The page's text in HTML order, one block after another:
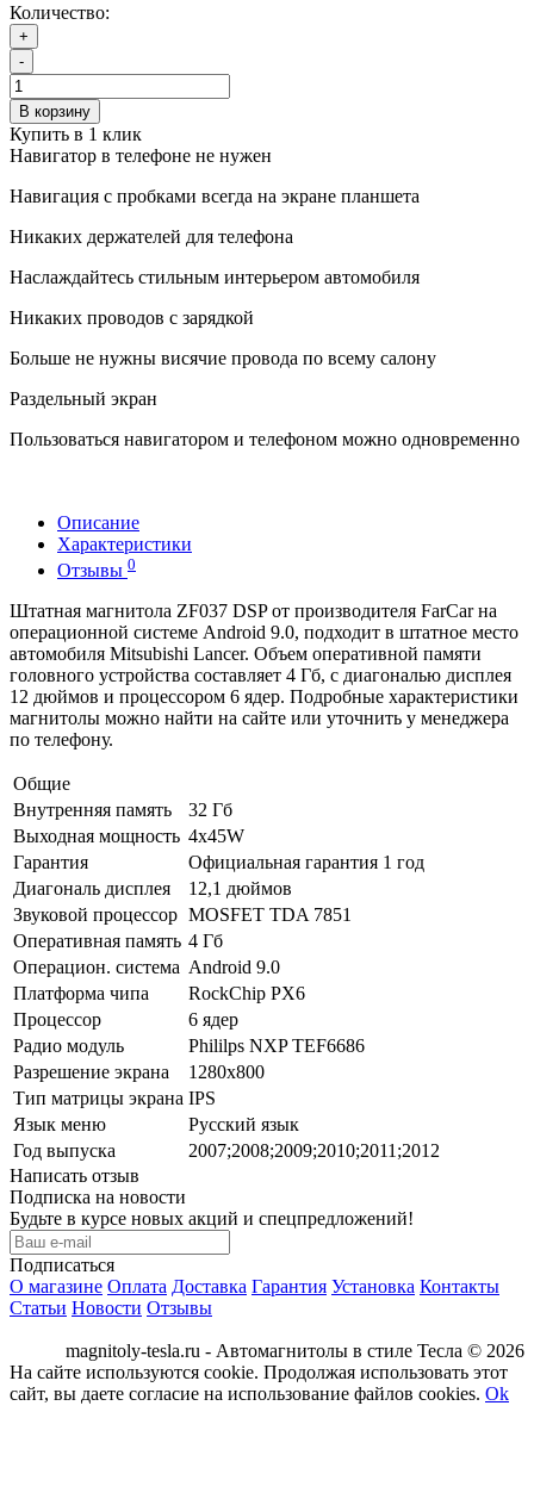
Количество:
+
-
В корзину
Купить в 1 клик
Навигатор в телефоне не нужен
Навигация с пробками всегда на экране планшета
Никаких держателей для телефона
Наслаждайтесь стильным интерьером автомобиля
Никаких проводов с зарядкой
Больше не нужны висячие провода по всему салону
Раздельный экран
Пользоваться навигатором и телефоном можно одновременно
Описание
Характеристики
Отзывы 0
Штатная магнитола ZF037 DSP от производителя FarCar на
операционной системе Android 9.0, подходит в штатное место
автомобиля Mitsubishi Lancer. Объем оперативной памяти
головного устройства составляет 4 Гб, с диагональю дисплея
12 дюймов и процессором 6 ядер. Подробные характеристики
магнитолы можно найти на сайте или уточнить у менеджера
по телефону.
Общие
Внутренняя память
32 Гб
Выходная мощность 4x45W
Гарантия
Официальная гарантия 1 год
Диагональ дисплея
12,1 дюймов
Звуковой процессор MOSFET TDA 7851
Оперативная память 4 Гб
Операцион. система Android 9.0
Платформа чипа
RockChip PX6
Процессор
6 ядер
Радио модуль
Phililps NXP TEF6686
Разрешение экрана
1280x800
Тип матрицы экрана IPS
Язык меню
Русский язык
Год выпуска
2007;2008;2009;2010;2011;2012
Написать отзыв
Подписка на новости
Будьте в курсе новых акций и спецпредложений!
Подписаться
О магазине Оплата Доставка Гарантия Установка Контакты
Статьи Новости Отзывы
magnitoly-tesla.ru - Автомагнитолы в стиле Тесла © 2026
На сайте используются cookie. Продолжая использовать этот
сайт, вы даете согласие на использование файлов cookies. Ok